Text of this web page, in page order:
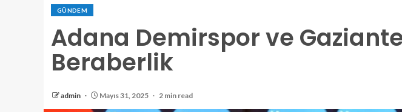
GÜNDEM
Adana Demirspor ve
Beraberlik
admin Mayıs 31, 2025 2 min read